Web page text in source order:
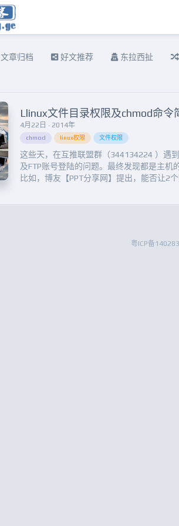
文章归档 好文推荐 东拉西扯
4月22日 · 2014年
Llinux文件目录权限及chmod命令
chmod linux权限 文件权限
这些天，在互推联盟群（344134224 ）遇
及FTP账号登陆的问题。最终发现都是主机
比如，博友【PPT分享网】提出，能否让2
粤ICP备